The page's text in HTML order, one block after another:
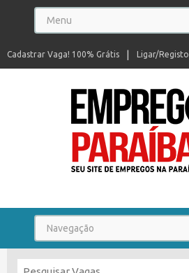
Ligar/Registo
Cadastrar Vaga! 100% Grátis